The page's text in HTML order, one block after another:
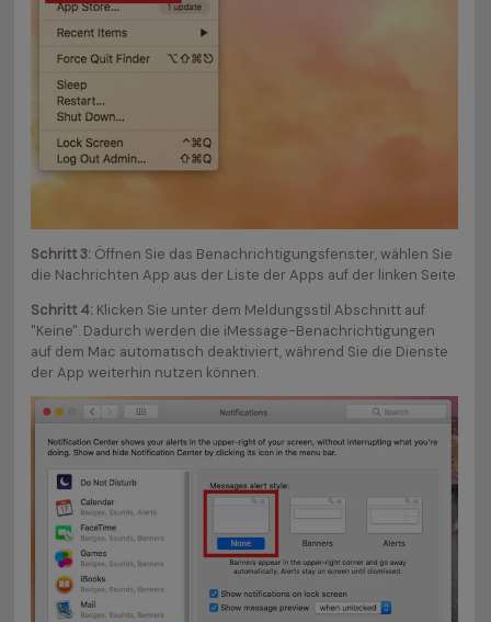
Schritt 3: Öffnen Sie das Benachrichtigungsfenster, wählen Sie
die Nachrichten App aus der Liste der Apps auf der linken Seite.
Schritt 4: Klicken Sie unter dem Meldungsstil Abschnitt auf
"Keine". Dadurch werden die iMessage-Benachrichtigungen
auf dem Mac automatisch deaktiviert, während Sie die Dienste
der App weiterhin nutzen können.